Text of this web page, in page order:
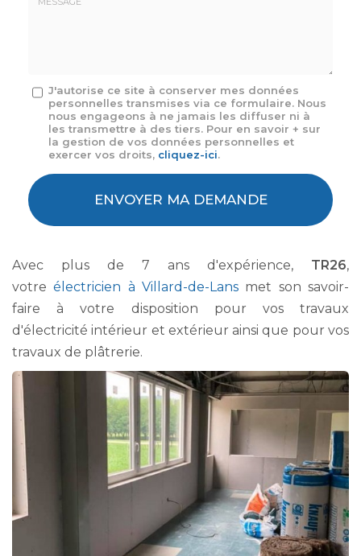
Message
J'autorise ce site à conserver mes données
personnelles transmises via ce formulaire. Nous
nous engageons à ne jamais les diffuser ni à
les transmettre à des tiers. Pour en savoir + sur
la gestion de vos données personnelles et
exercer vos droits, cliquez-ici.
Acceptation
RGPD
ENVOYER MA DEMANDE
Avec plus de 7 ans d'expérience, TR26,
votreélectricien à Villard-de-Lans met son savoir-
faire à votre disposition pour vos travaux
d'électricité intérieur et extérieur ainsi que pour vos
travaux de plâtrerie.